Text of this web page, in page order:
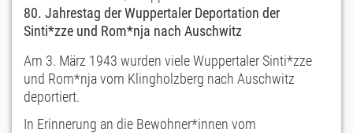
80. Jahrestag der Wuppertaler Deportation der
Sinti*zze und Rom*nja nach Auschwitz
Am 3. März 1943 wurden viele Wuppertaler Sinti*zze
und Rom*nja vom Klingholzberg nach Auschwitz
deportiert.
In Erinnerung an die Bewohner*innen vom